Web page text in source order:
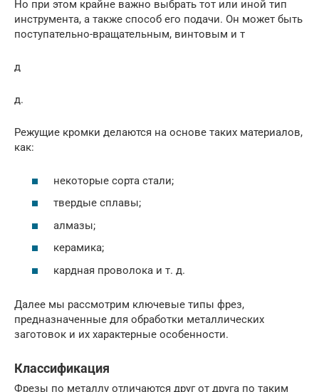
Но при этом крайне важно выбрать тот или иной тип
инструмента, а также способ его подачи. Он может быть
поступательно-вращательным, винтовым и т
д
д.
Режущие кромки делаются на основе таких материалов,
как:
некоторые сорта стали;
твердые сплавы;
алмазы;
керамика;
кардная проволока и т. д.
Далее мы рассмотрим ключевые типы фрез,
предназначенные для обработки металлических
заготовок и их характерные особенности.
Классификация
Фрезы по металлу отличаются друг от друга по таким